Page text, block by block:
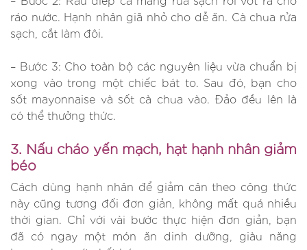
ráo nước. Hạnh nhân giã nhỏ cho dễ ăn. Cà chua rửa
sạch, cắt làm đôi.
– Bước 3: Cho toàn bộ các nguyên liệu vừa chuẩn bị
xong vào trong một chiếc bát to. Sau đó, bạn cho
sốt mayonnaise và sốt cà chua vào. Đảo đều lên là
có thể thưởng thức.
3. Nấu cháo yến mạch, hạt hạnh nhân giảm
béo
Cách dùng hạnh nhân để giảm cân theo công thức
này cũng tương đối đơn giản, không mất quá nhiều
thời gian. Chỉ với vài bước thực hiện đơn giản, bạn
đã có ngay một món ăn dinh dưỡng, giàu năng